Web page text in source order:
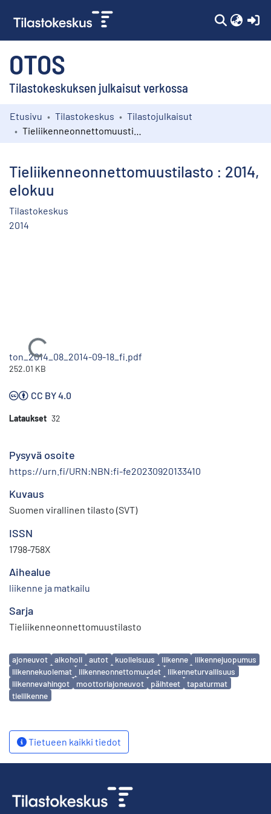
OTOS
Tilastokeskuksen julkaisut verkossa
Kokoelmat
Etusivu Tilastokeskus
Tilastojulkaisut
Tieliikenneonnettomuustilasto : 2014,
elokuu
Tilastokeskus
2014
Ladataan...
ton_2014_08_2014-09-18_fi.pdf
252.01 KB
CC BY 4.0
Lataukset 32
Pysyvä osoite
https://urn.fi/URN:NBN:fi-fe20230920133410
Kuvaus
Suomen virallinen tilasto (SVT)
ISSN
1798-758X
Aihealue
liikenne ja matkailu
Sarja
Tieliikenneonnettomuustilasto
Avainsanat
ajoneuvot alkoholi autot kuolleisuus liikenne
liikennejuopumus
liikennekuolemat
liikenneonnettomuudet
liikenneturvallisuus
liikennevahingot
moottoriajoneuvot päihteet
tapaturmat
tieliikenne
Tietueen kaikki tiedot